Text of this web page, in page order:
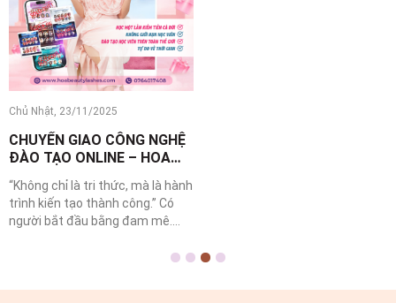
Chủ Nhật, 23/11/2025
CHUYỂN GIAO CÔNG NGHỆ
ĐÀO TẠO ONLINE – HOA
BEAUTY LASHES
“Không chỉ là tri thức, mà là hành
trình kiến tạo thành công.” Có
người bắt đầu bằng đam mê.